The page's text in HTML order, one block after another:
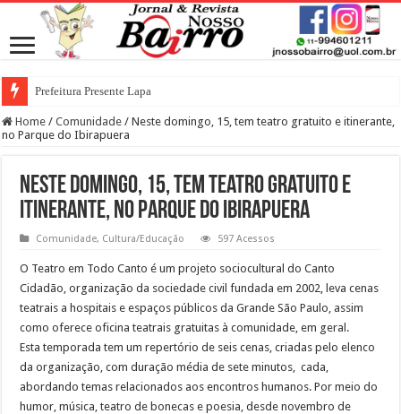
Prefeitura Presente Lapa
Home / Comunidade / Neste domingo, 15, tem teatro gratuito e itinerante,
no Parque do Ibirapuera
Neste domingo, 15, tem teatro gratuito e
itinerante, no Parque do Ibirapuera
Comunidade, Cultura/Educação 597 Acessos
O Teatro em Todo Canto é um projeto sociocultural do Canto
Cidadão, organização da sociedade civil fundada em 2002, leva cenas
teatrais a hospitais e espaços públicos da Grande São Paulo, assim
como oferece oficina teatrais gratuitas à comunidade, em geral.
Esta temporada tem um repertório de seis cenas, criadas pelo elenco
da organização, com duração média de sete minutos, cada,
abordando temas relacionados aos encontros humanos. Por meio do
humor, música, teatro de bonecas e poesia, desde novembro de